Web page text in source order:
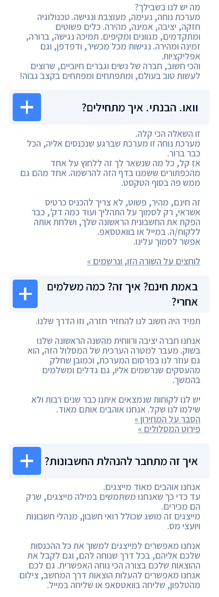
מה יש לנו בשבילך?
מערכת נוחה, נעימה, מעוצבת ונגישה. טכנולוגיה
חזקה, יציבה, אמינה, מהירה. כלים פשוטים
ומתקדמים, מגוונים ומקיפים. תמיכה נגישה, ברורה,
זמינה ומהירה. נגישות מכל מכשיר, ודפדפן, וגם
אפליקציות.
והכי חשוב, חברה של נשים וגברים חיוביים, שרוצים
לעשות טוב בעולם, ומתפתחים ומפתחים בקצב גבוה!
וואו. הבנתי. איך מתחילים?
זו השאלה הכי קלה.
מערכת נוחה זו מערכת שברגע שנכנסים אליה, הכל
כבר ברור.
אז קל, כל מה שנשאר לך זה ללחוץ על אחד
מהכפתורים ששמנו בדף הזה להרשמה. אחד מהם גם
ממש פה בסוף הטקסט.
זה חינם, מהיר, פשוט, לא צריך להכניס כרטיס
אשראי, רק לסמוך על התהליך ועוד כמה דק', כבר
הפקת את החשבונית הראשונה שלך, ושלחת אותה
ללקוח/ה. במייל או בוואטסאפ.
אפשר לסמוך עלינו.
לוחצים על השורה הזו, ונרשמים »
באמת חינם? איך זה? כמה משלמים
אחרי?
תמיד היה חשוב לנו להחזיר חזרה, וזו הדרך שלנו.
אנחנו חברה יציבה ורווחית מהשנה הראשונה שלנו
בשוק. מעבר למטרה הערכית של המסלול הזה, הוא
גם עוזר לנו בפרסום המערכת, וכמובן שחלק
מהעסקים שנרשמים אליו, גם גדלים ומשלמים
בהמשך.
יש לנו לקוחות שנמצאים איתנו כבר שנים רבות ולא
שילמו לנו שקל. אנחנו אוהבים אותם מאוד.
הסבר על המחירון »
פירוט המסלולים »
איך זה מתחבר להנהלת החשבונות?
אנחנו אוהבים מאוד מייצגים.
עד כדי כך שאנחנו משתמשים במילה מייצגים, שרק
הם מכירים.
מייצגים זה מושג שכולל רואי חשבון, מנהלי חשבונות
ויועצי מס.
אנחנו מאפשרים למייצגים למשוך את כל ההכנסות
שלכם אליהם, בכל דרך שנוחה להם, וגם לקבל את
ההוצאות שלכם בצורה הכי נוחה האפשרית. גם לכם
אנחנו מאפשרים להעלות הוצאות דרך המחשב, צילום
מהטלפון, שליחה בוואטסאפ או שליחה במייל.